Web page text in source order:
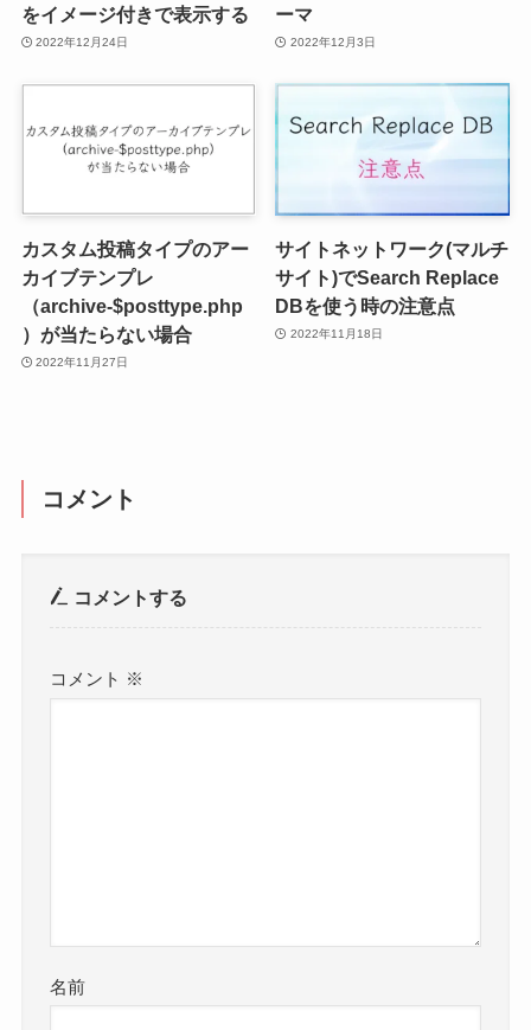
をイメージ付きで表示する
2022年12月24日
ーマ
2022年12月3日
カスタム投稿タイプのアー
カイブテンプレ
（archive-$posttype.php
）が当たらない場合
2022年11月27日
サイトネットワーク(マルチ
サイト)でSearch Replace
DBを使う時の注意点
2022年11月18日
コメント
コメントする
コメント ※
名前